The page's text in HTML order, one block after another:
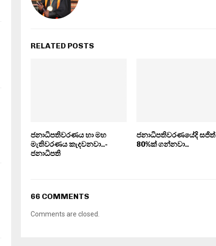
RELATED POSTS
ජනාධිපතිවරණය හා මහ
මැතිවරණය කැදවනවා..-
ජනාධිපති
ජනාධිපතිවරණයේදි සජිත්
80%ක් ගන්නවා..
66 COMMENTS
Comments are closed.